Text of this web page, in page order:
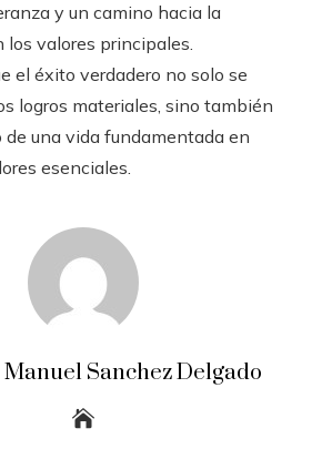
y un camino hacia la
los valores principales.
el éxito verdadero no solo se
logros materiales, sino también
de una vida fundamentada en
esenciales.
Manuel Sanchez Delgado